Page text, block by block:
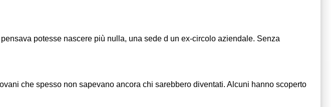
potesse nascere più nulla, una sede d un ex-circolo aziendale. Senza
che spesso non sapevano ancora chi sarebbero diventati. Alcuni hanno scoperto